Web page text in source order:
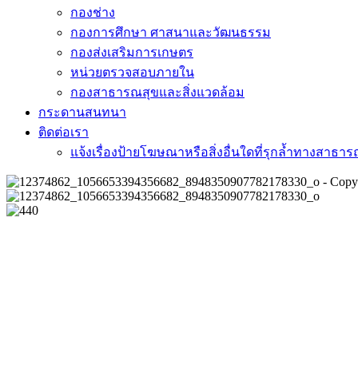
กองช่าง
กองการศึกษา ศาสนาและวัฒนธรรม
กองส่งเสริมการเกษตร
หน่วยตรวจสอบภายใน
กองสาธารณสุขและสิ่งแวดล้อม
กระดานสนทนา
ติดต่อเรา
แจ้งเรื่องป้ายโฆษณาหรือสิ่งอื่นใดที่รุกล้ำทางสาธา